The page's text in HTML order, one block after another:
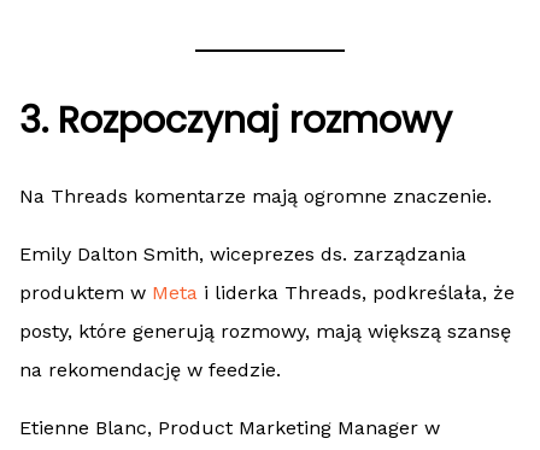
3. Rozpoczynaj rozmowy
Na Threads komentarze mają ogromne znaczenie.
Emily Dalton Smith, wiceprezes ds. zarządzania
produktem w Meta i liderka Threads, podkreślała, że
posty, które generują rozmowy, mają większą szansę
na rekomendację w feedzie.
Etienne Blanc, Product Marketing Manager w